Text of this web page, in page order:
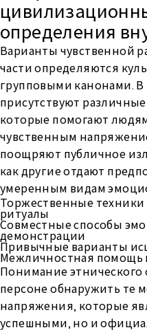
определения
Варианты чувственной
части определяются
групповыми канонами. В
присутствуют
которые помогают
чувственным
поощряют публичное
как другие отдают
умеренным видам
Торжественные
ритуалы
Совместные способы
демонстрации
Привычные варианты
Межличностная помощь
Понимание этнического
персоне обнаружить те
напряжения, которые
успешными, но и